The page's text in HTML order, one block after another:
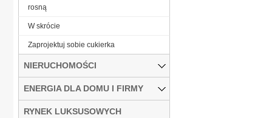
rosną
W skrócie
Zaprojektuj sobie cukierka
NIERUCHOMOŚCI
ENERGIA DLA DOMU I FIRMY
RYNEK LUKSUSOWYCH